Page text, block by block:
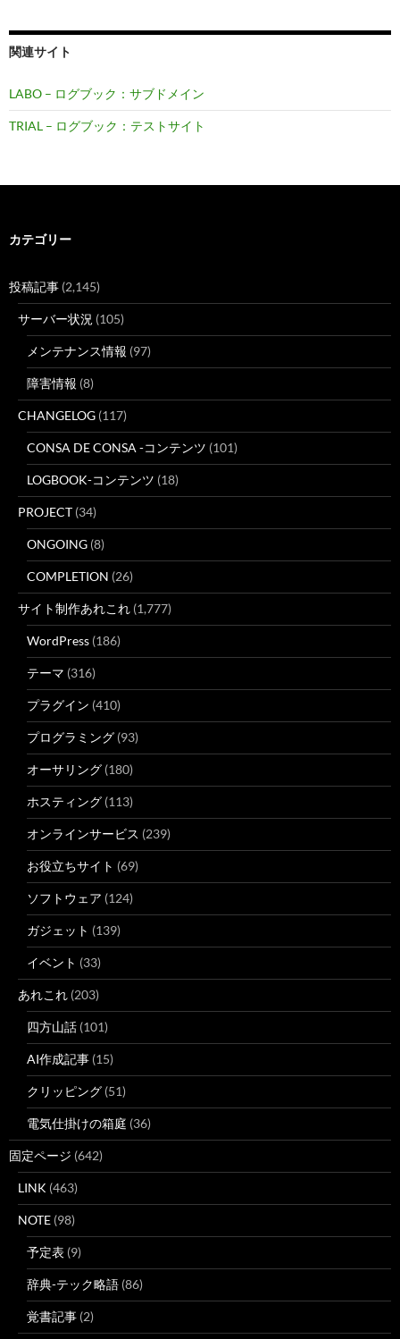
関連サイト
LABO – ログブック：サブドメイン
TRIAL – ログブック：テストサイト
カテゴリー
投稿記事 (2,145)
サーバー状況 (105)
メンテナンス情報 (97)
障害情報 (8)
CHANGELOG (117)
CONSA DE CONSA -コンテンツ (101)
LOGBOOK-コンテンツ (18)
PROJECT (34)
ONGOING (8)
COMPLETION (26)
サイト制作あれこれ (1,777)
WordPress (186)
テーマ (316)
プラグイン (410)
プログラミング (93)
オーサリング (180)
ホスティング (113)
オンラインサービス (239)
お役立ちサイト (69)
ソフトウェア (124)
ガジェット (139)
イベント (33)
あれこれ (203)
四方山話 (101)
AI作成記事 (15)
クリッピング (51)
電気仕掛けの箱庭 (36)
固定ページ (642)
LINK (463)
NOTE (98)
予定表 (9)
辞典-テック略語 (86)
覚書記事 (2)